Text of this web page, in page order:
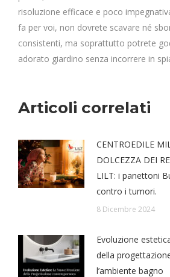
risoluzione efficace e poco
fa per voi, non dovrete scavare né
consistenti, ma soprattutto potrete
adorato giardino senza incorrere in
Articoli correlati
CENTROEDILE
DOLCEZZA DEI
LILT: i panettoni
contro i tumori.
8 Dicembre 2024
Evoluzione
della
l’ambiente bagno